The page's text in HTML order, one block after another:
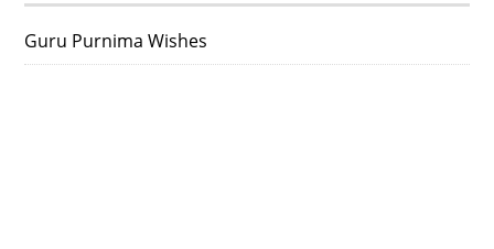
Guru Purnima Wishes